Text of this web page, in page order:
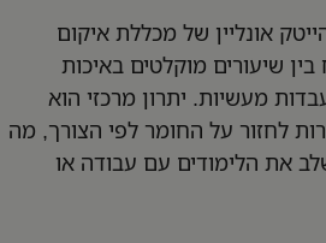
אונליין של מכללת איקום
שיעורים מוקלטים באיכות
מעשיות. יתרון מרכזי הוא
לחזור על החומר לפי הצורך, מה
את הלימודים עם עבודה או